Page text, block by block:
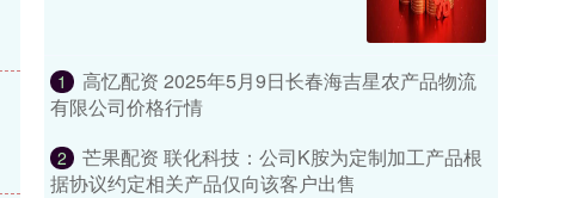
1
高忆配资 2025年5月9日长春海吉星农产品物流
有限公司价格行情
2
芒果配资 联化科技：公司K胺为定制加工产品根
据协议约定相关产品仅向该客户出售